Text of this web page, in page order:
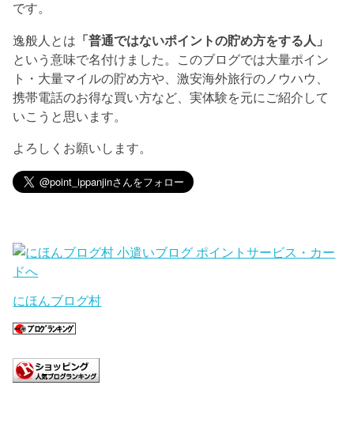
です。
逸般人とは 「普通ではないポイントの貯め方をする人」
という意味で名付けました。このブログでは大量ポイン
ト・大量マイルの貯め方や、激安海外旅行のノウハウ、
携帯電話のお得な買い方など、実体験を元にご紹介して
いこうと思います。
よろしくお願いします。
にほんブログ村